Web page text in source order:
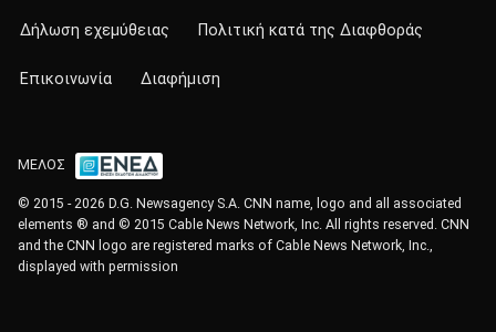
Δήλωση εχεμύθειας Πολιτική κατά της Διαφθοράς
Επικοινωνία Διαφήμιση
ΜΕΛΟΣ
© 2015 - 2026 D.G. Newsagency S.A. CNN name, logo and all associated
elements ® and © 2015 Cable News Network, Inc. All rights reserved. CNN
and the CNN logo are registered marks of Cable News Network, Inc.,
displayed with permission